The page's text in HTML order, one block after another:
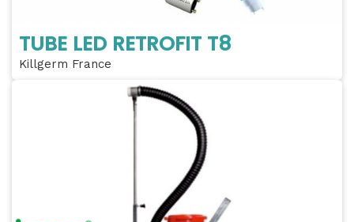
TUBE LED RETROFIT T8
Killgerm France